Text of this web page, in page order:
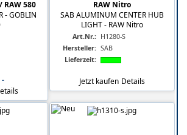
RAW 580
- GOBLIN
-
RAW Nitro
SAB ALUMINUM CENTER HUB
LIGHT - RAW Nitro
Art.Nr.: H1280-S
Hersteller: SAB
Lieferzeit:
Jetzt kaufen Details